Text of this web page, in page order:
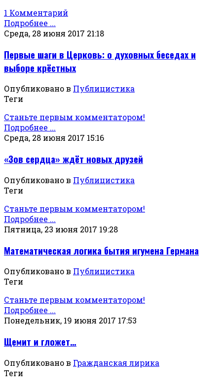
1 Комментарий
Подробнее ...
Среда, 28 июня 2017 21:18
Первые шаги в Церковь: о духовных беседах и
выборе крёстных
Опубликовано в Публицистика
Теги
Станьте первым комментатором!
Подробнее ...
Среда, 28 июня 2017 15:16
«Зов сердца» ждёт новых друзей
Опубликовано в Публицистика
Теги
Станьте первым комментатором!
Подробнее ...
Пятница, 23 июня 2017 19:28
Математическая логика бытия игумена Германа
Опубликовано в Публицистика
Теги
Станьте первым комментатором!
Подробнее ...
Понедельник, 19 июня 2017 17:53
Щемит и гложет…
Опубликовано в Гражданская лирика
Теги